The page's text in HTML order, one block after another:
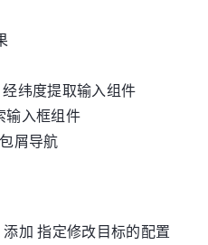
纬度提取输入组件
输入框组件
屑导航
加 指定修改目标的配置